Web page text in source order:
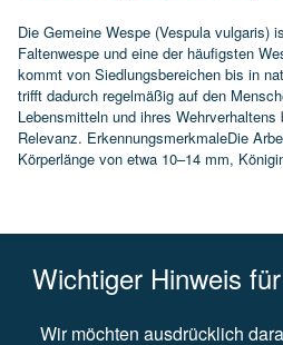
Die Gemeine Wespe (Vespula vulgaris)
Faltenwespe und eine der häufigsten
kommt von Siedlungsbereichen bis in
trifft dadurch regelmäßig auf den
Lebensmitteln und ihres
Relevanz. ErkennungsmerkmaleDie
Körperlänge von etwa 10–14 mm,
Wichtiger Hinweis
Wir möchten ausdrücklich